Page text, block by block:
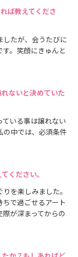
ば教えてくださ
したが、会うたびに
。笑顔にきゅんと
ないと決めていた
いる事は譲れない
の中では、必須条件
ください。
を楽しみました。
で過ごせるアート
が深まってからの